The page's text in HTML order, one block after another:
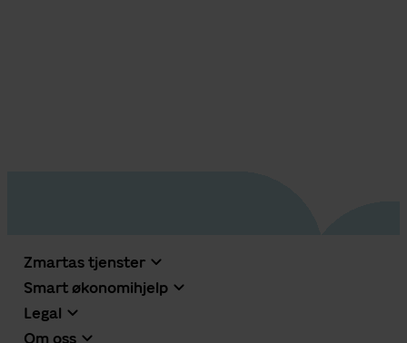
Zmartas tjenster
Smart økonomihjelp
Legal
Om oss